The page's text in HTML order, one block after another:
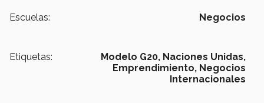
Escuelas: Negocios
Etiquetas: Modelo G20, Naciones Unidas,
Emprendimiento, Negocios
Internacionales